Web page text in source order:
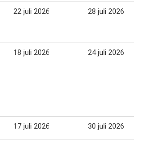
22 juli 2026 28 juli 2026
18 juli 2026 24 juli 2026
17 juli 2026 30 juli 2026